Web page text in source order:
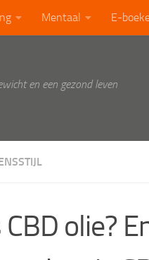
Mentaal E-
en een gezond leven
olie?